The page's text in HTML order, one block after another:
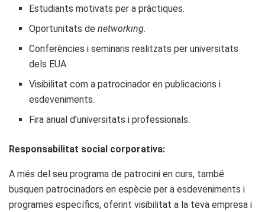
Estudiants motivats per a pràctiques.
Oportunitats denetworking.
Conferències i seminaris realitzats per universitats
dels EUA.
Visibilitat com a patrocinador en publicacions i
esdeveniments.
Fira anual d’universitats i professionals.
Responsabilitat social corporativa:
A més del seu programa de patrocini en curs, també
busquen patrocinadors en espècie per a esdeveniments i
programes específics, oferint visibilitat a la teva empresa i